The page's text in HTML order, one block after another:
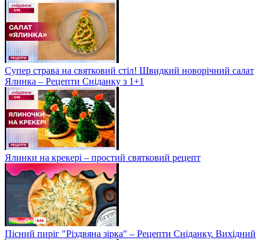
Супер страва на святковий стіл! Швидкий новорічний салат
Ялинка – Рецепти Сніданку з 1+1
Ялинки на крекері – простий святковий рецепт
Пісний пиріг "Різдвяна зірка" – Рецепти Сніданку. Вихідний